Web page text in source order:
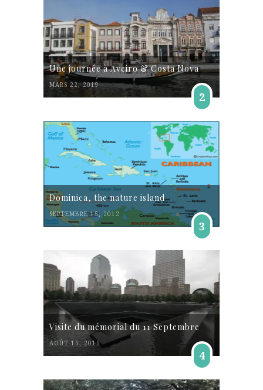
Une journée à Aveiro & Costa Nova
MARS 22, 2019
2
Dominica, the nature island
SEPTEMBRE 15, 2012
3
Visite du mémorial du 11 Septembre
AOÛT 15, 2015
4